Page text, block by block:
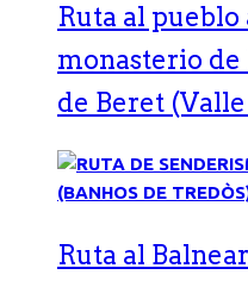
Ruta al pueblo
monasterio
de Beret
Ruta al